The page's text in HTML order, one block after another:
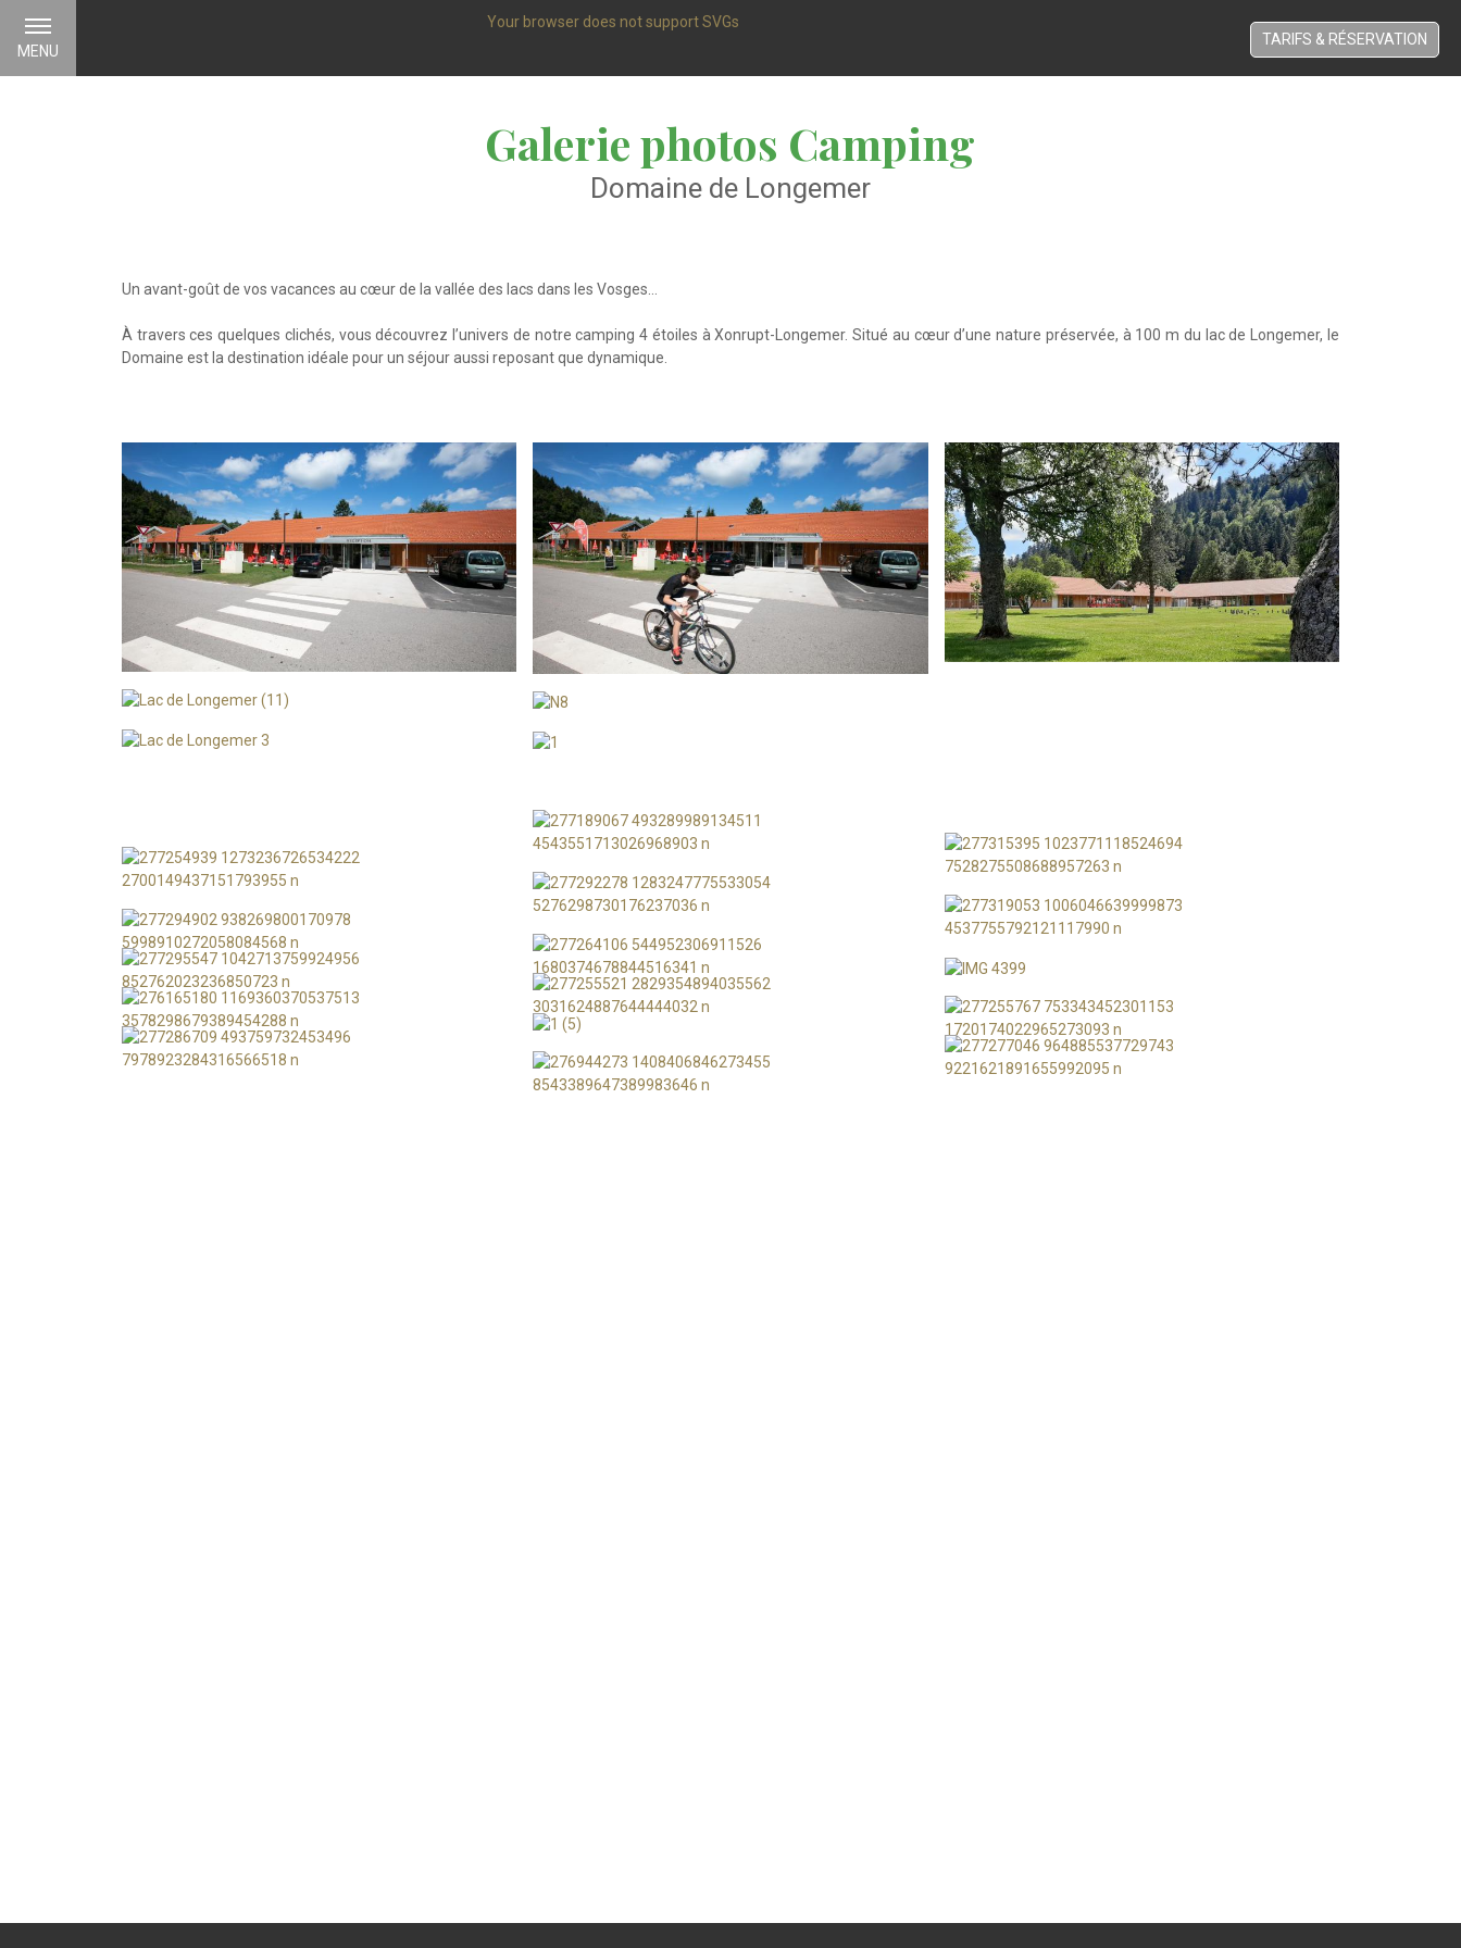
Your browser does not support SVGs
MENU
TARIFS & RÉSERVATION
Galerie photos Camping
Domaine de Longemer
Un avant-goût de vos vacances au cœur de la vallée des lacs dans les Vosges…
À travers ces quelques clichés, vous découvrez l’univers de notre camping 4 étoiles à Xonrupt-Longemer. Situé au cœur d’une nature préservée, à 100 m du lac de Longemer, le
Domaine est la destination idéale pour un séjour aussi reposant que dynamique.